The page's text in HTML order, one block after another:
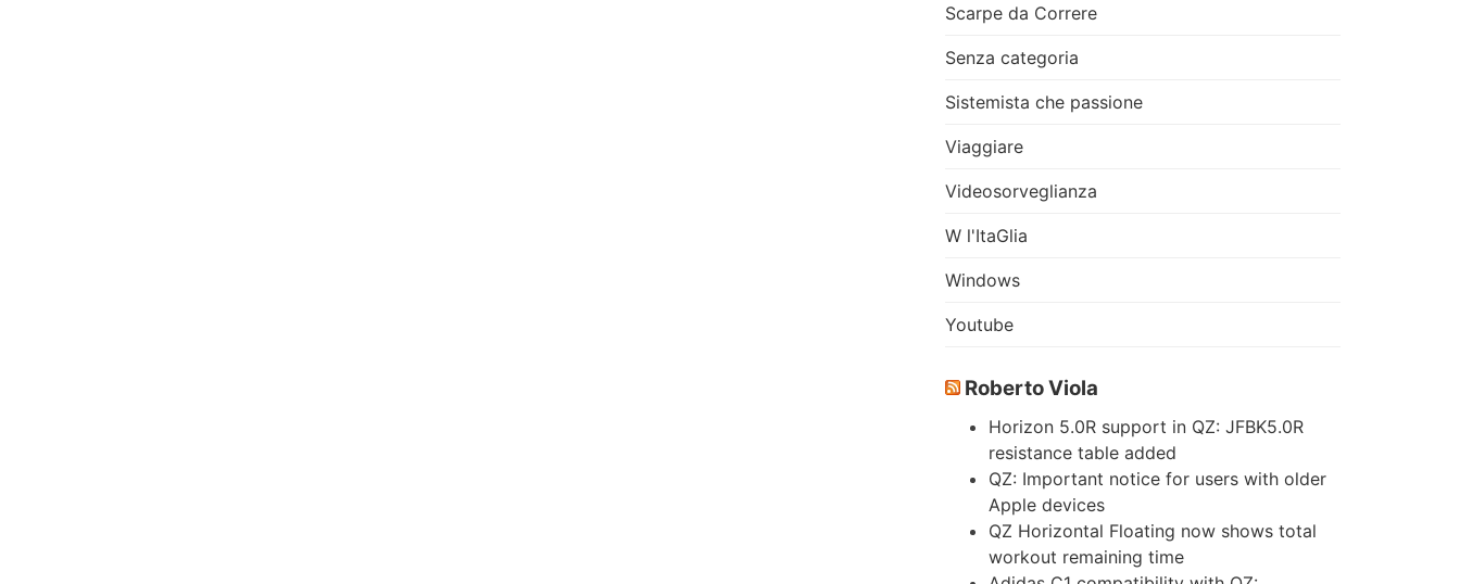
Scarpe da Correre
Senza categoria
Sistemista che passione
Viaggiare
Videosorveglianza
W l'ItaGlia
Windows
Youtube
Roberto Viola
Horizon 5.0R support in QZ: JFBK5.0R
resistance table added
QZ: Important notice for users with older
Apple devices
QZ Horizontal Floating now shows total
workout remaining time